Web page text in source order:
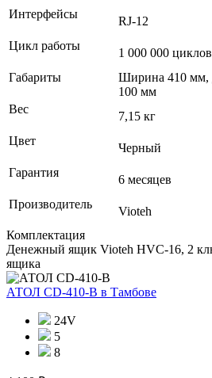
Интерфейсы
RJ-12
Цикл работы
1 000 000 циклов
Габариты
Ширина 410 мм,
100 мм
Вес
7,15 кг
Цвет
Черный
Гарантия
6 месяцев
Производитель
Vioteh
Комплектация
Денежный ящик Vioteh HVC-16, 2
ящика
АТОЛ CD-410-В в Тамбове
24V
5
8